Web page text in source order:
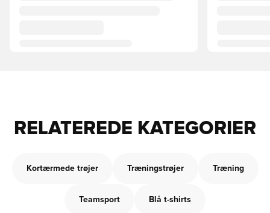
RELATEREDE KATEGORIER
Kortærmede trøjer Træningstrøjer Træning
Teamsport Blå t-shirts